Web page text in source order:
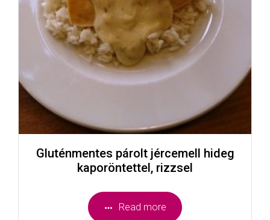
Gluténmentes párolt jércemell hideg
kaporöntettel, rizzsel
Read more